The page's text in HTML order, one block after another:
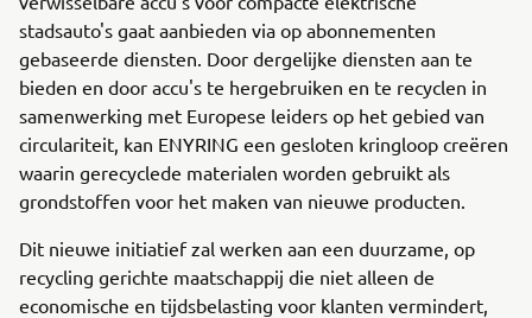
stadsauto's gaat aanbieden via op abonnementen
gebaseerde diensten. Door dergelijke diensten aan te
bieden en door accu's te hergebruiken en te recyclen in
samenwerking met Europese leiders op het gebied van
circulariteit, kan ENYRING een gesloten kringloop creëren
waarin gerecyclede materialen worden gebruikt als
grondstoffen voor het maken van nieuwe producten.
Dit nieuwe initiatief zal werken aan een duurzame, op
recycling gerichte maatschappij die niet alleen de
economische en tijdsbelasting voor klanten vermindert,